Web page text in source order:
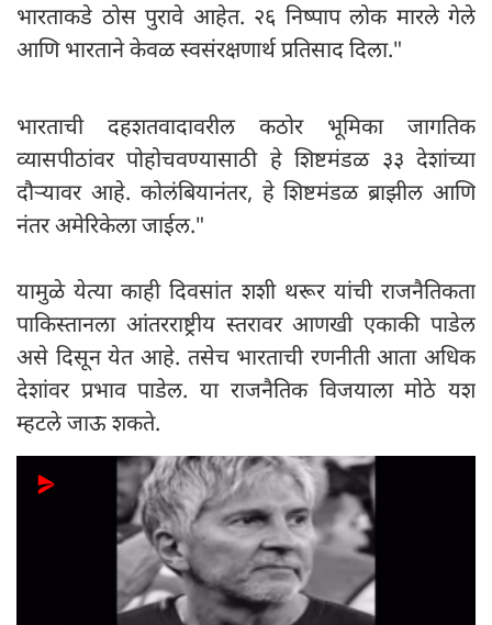
भारताकडे ठोस पुरावे आहेत. २६ निष्पाप लोक मारले गेले
आणि भारताने केवळ स्वसंरक्षणार्थ प्रतिसाद दिला."
भारताची दहशतवादावरील कठोर भूमिका जागतिक
व्यासपीठांवर पोहोचवण्यासाठी हे शिष्टमंडळ ३३ देशांच्या
दौऱ्यावर आहे. कोलंबियानंतर, हे शिष्टमंडळ ब्राझील आणि
नंतर अमेरिकेला जाईल."
यामुळे येत्या काही दिवसांत शशी थरूर यांची राजनैतिकता
पाकिस्तानला आंतरराष्ट्रीय स्तरावर आणखी एकाकी पाडेल
असे दिसून येत आहे. तसेच भारताची रणनीती आता अधिक
देशांवर प्रभाव पाडेल. या राजनैतिक विजयाला मोठे यश
म्हटले जाऊ शकते.